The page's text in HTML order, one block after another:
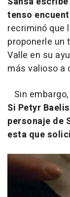
tenso
recriminó que
proponerle un
Valle en su
más valioso a
Sin
Si Petyr
personaje de
esta que